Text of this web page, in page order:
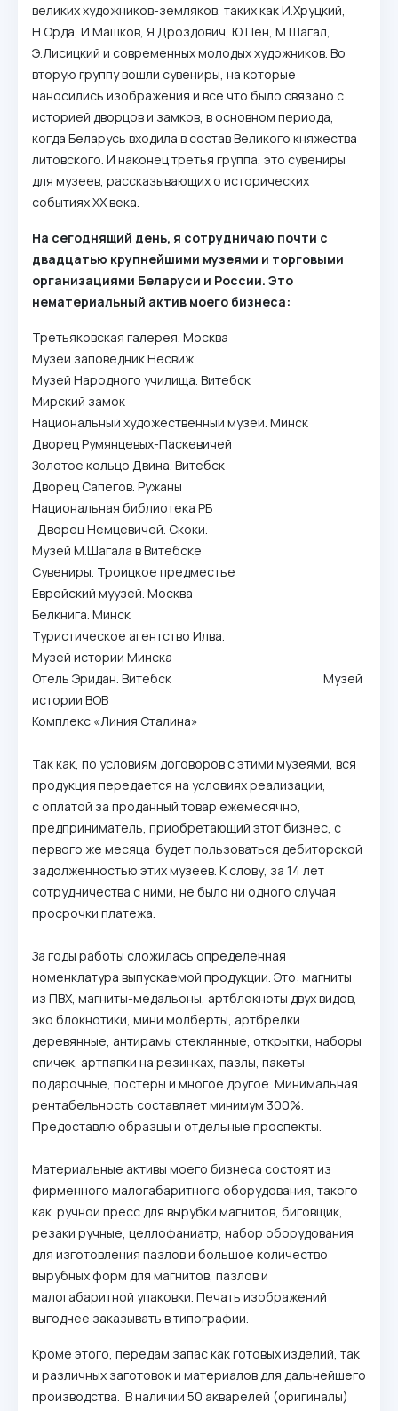
великих художников-земляков, таких как И.Хруцкий,
Н.Орда, И.Машков, Я.Дроздович, Ю.Пен, М.Шагал,
Э.Лисицкий и современных молодых художников. Во
вторую группу вошли сувениры, на которые
наносились изображения и все что было связано с
историей дворцов и замков, в основном периода,
когда Беларусь входила в состав Великого княжества
литовского. И наконец третья группа, это сувениры
для музеев, рассказывающих о исторических
событиях ХХ века.
На сегоднящий день, я сотрудничаю почти с
двадцатью крупнейшими музеями и торговыми
организациями Беларуси и России. Это
нематериальный актив моего бизнеса:
Третьяковская галерея. Москва
Музей заповедник Несвиж
Музей Народного училища. Витебск
Мирский замок
Национальный художественный музей. Минск
Дворец Румянцевых-Паскевичей
Золотое кольцо Двина. Витебск
Дворец Сапегов. Ружаны
Национальная библиотека РБ
Дворец Немцевичей. Скоки.
Музей М.Шагала в Витебске
Сувениры. Троицкое предместье
Еврейский муузей. Москва
Белкнига. Минск
Туристическое агентство Илва.
Музей истории Минска
Отель Эридан. Витебск Музей
истории ВОВ
Комплекс «Линия Сталина»
Так как, по условиям договоров с этими музеями, вся
продукция передается на условиях реализации,
с оплатой за проданный товар ежемесячно,
предприниматель, приобретающий этот бизнес, с
первого же месяца будет пользоваться дебиторской
задолженностью этих музеев. К слову, за 14 лет
сотрудничества с ними, не было ни одного случая
просрочки платежа.
За годы работы сложилась определенная
номенклатура выпускаемой продукции. Это: магниты
из ПВХ, магниты-медальоны, артблокноты двух видов,
эко блокнотики, мини молберты, артбрелки
деревянные, антирамы стеклянные, открытки, наборы
спичек, артпапки на резинках, пазлы, пакеты
подарочные, постеры и многое другое. Минимальная
рентабельность составляет минимум 300%.
Предоставлю образцы и отдельные проспекты.
Материальные активы моего бизнеса состоят из
фирменного малогабаритного оборудования, такого
как ручной пресс для вырубки магнитов, биговщик,
резаки ручные, целлофаниатр, набор оборудования
для изготовления пазлов и большое количество
вырубных форм для магнитов, пазлов и
малогабаритной упаковки. Печать изображений
выгоднее заказывать в типографии.
Кроме этого, передам запас как готовых изделий, так
и различных заготовок и материалов для дальнейшего
производства. В наличии 50 акварелей (оригиналы)